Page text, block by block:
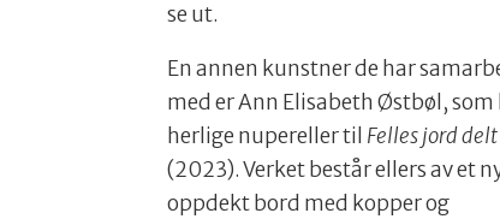
se ut.
En annen kunstner de har
med er Ann Elisabeth Østbøl,
herlige nupereller til Felles jord
(2023). Verket består ellers av et
oppdekt bord med kopper og